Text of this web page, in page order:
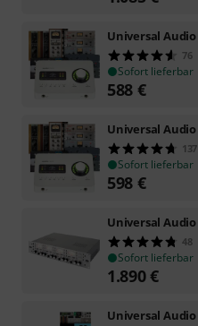
Universal Audio
76
Sofort lieferbar
588 €
Universal Audio
137
Sofort lieferbar
598 €
Universal Audio
48
Sofort lieferbar
1.890€
Universal Audio